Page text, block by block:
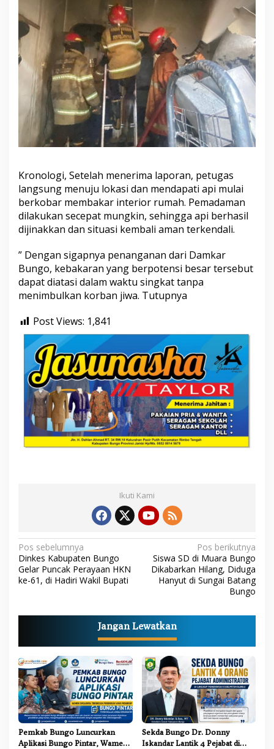
Kronologi, Setelah menerima laporan, petugas
langsung menuju lokasi dan mendapati api mulai
berkobar membakar interior rumah. Pemadaman
dilakukan secepat mungkin, sehingga api berhasil
dijinakkan dan situasi kembali aman terkendali.
” Dengan sigapnya penanganan dari Damkar
Bungo, kebakaran yang berpotensi besar tersebut
dapat diatasi dalam waktu singkat tanpa
menimbulkan korban jiwa. Tutupnya
Post Views: 1,841
Ikuti Kami
N
a
v
g
s
i
p
o
s
Pos sebelumnya
Dinkes Kabupaten Bungo
Gelar Puncak Perayaan HKN
ke-61, di Hadiri Wakil Bupati
Pos berikutnya
Siswa SD di Muara Bungo
Dikabarkan Hilang, Diduga
Hanyut di Sungai Batang
Bungo
Jangan Lewatkan
Pemkab Bungo Luncurkan
Aplikasi Bungo Pintar, Wamen
Sekda Bungo Dr. Donny
Iskandar Lantik 4 Pejabat di